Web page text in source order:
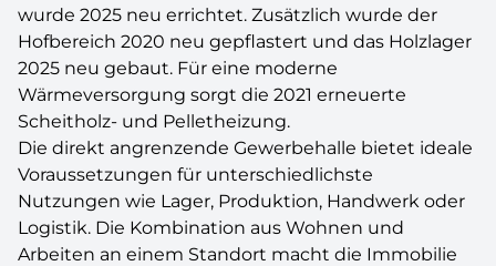
wurde 2025 neu errichtet. Zusätzlich wurde der
Hofbereich 2020 neu gepflastert und das Holzlager
2025 neu gebaut. Für eine moderne
Wärmeversorgung sorgt die 2021 erneuerte
Scheitholz- und Pelletheizung.
Die direkt angrenzende Gewerbehalle bietet ideale
Voraussetzungen für unterschiedlichste
Nutzungen wie Lager, Produktion, Handwerk oder
Logistik. Die Kombination aus Wohnen und
Arbeiten an einem Standort macht die Immobilie